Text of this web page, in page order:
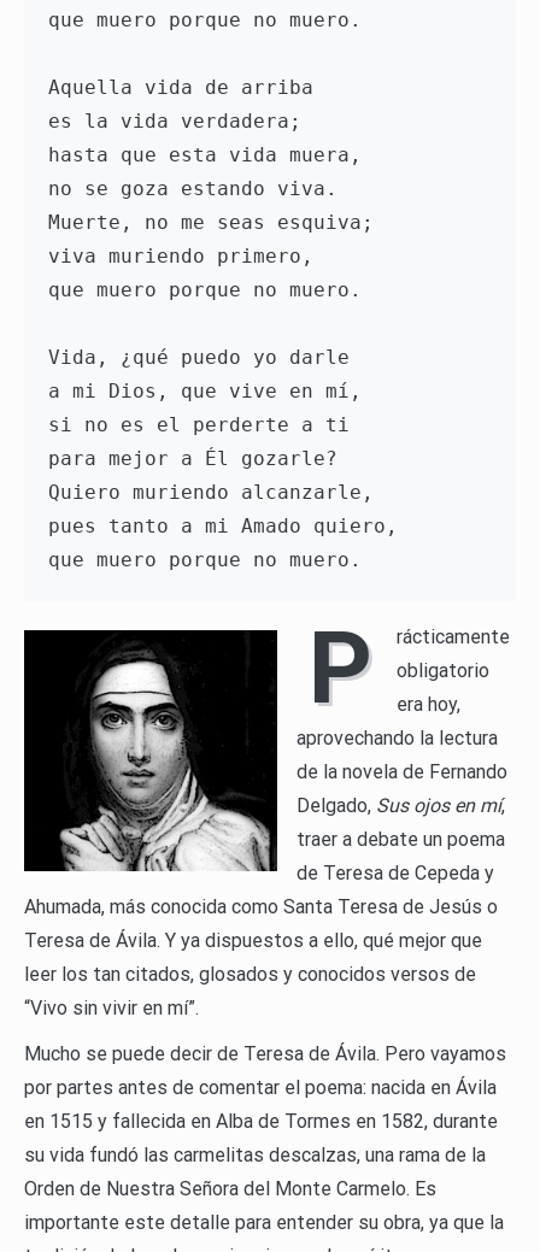
que muero porque no muero.
Aquella vida de arriba
es la vida verdadera;
hasta que esta vida muera,
no se goza estando viva.
Muerte, no me seas esquiva;
viva muriendo primero,
que muero porque no muero.
Vida, ¿qué puedo yo darle
a mi Dios, que vive en mí,
si no es el perderte a ti
para mejor a Él gozarle?
Quiero muriendo alcanzarle,
pues tanto a mi Amado quiero,
P
rácticamente
obligatorio
era hoy,
aprovechando la lectura
de la novela de Fernando
Delgado, Sus ojos en mí,
traer a debate un poema
de Teresa de Cepeda y
Ahumada, más conocida como Santa Teresa de Jesús o
Teresa de Ávila. Y ya dispuestos a ello, qué mejor que
leer los tan citados, glosados y conocidos versos de
“Vivo sin vivir en mí”.
Mucho se puede decir de Teresa de Ávila. Pero vayamos
por partes antes de comentar el poema: nacida en Ávila
en 1515 y fallecida en Alba de Tormes en 1582, durante
su vida fundó las carmelitas descalzas, una rama de la
Orden de Nuestra Señora del Monte Carmelo. Es
importante este detalle para entender su obra, ya que la